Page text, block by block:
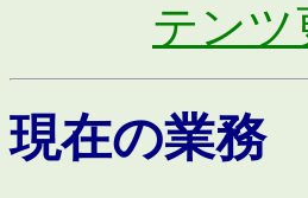
テンツ
現在の業務